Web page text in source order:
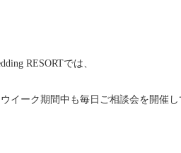
RESORTでは、
イーク期間中も毎日ご相談会を開催し